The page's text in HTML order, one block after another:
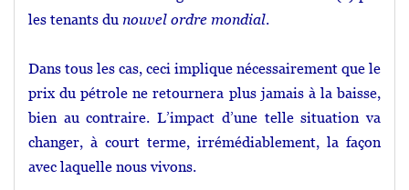
les tenants du nouvel ordre mondial.
Dans tous les cas, ceci implique nécessairement que le
prix du pétrole ne retournera plus jamais à la baisse,
bien au contraire. L’impact d’une telle situation va
changer, à court terme, irrémédiablement, la façon
avec laquelle nous vivons.